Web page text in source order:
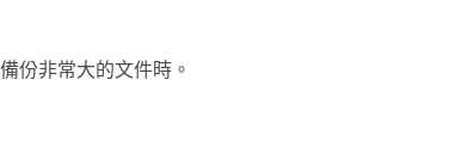
份非常大的文件時。